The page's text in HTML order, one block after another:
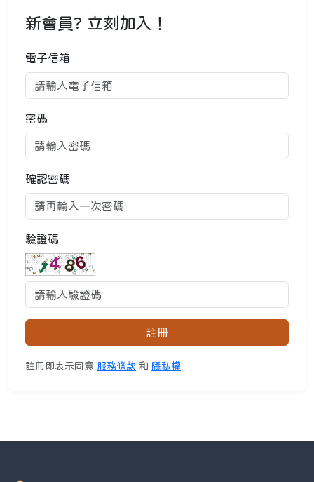
新會員? 立刻加入！
電子信箱
密碼
確認密碼
驗證碼
註冊
註冊即表示同意 服務條款 和 隱私權